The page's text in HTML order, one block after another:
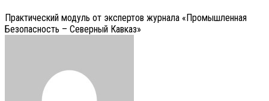
Практический модуль от экспертов журнала «Промышленная
Безопасность – Северный Кавказ»